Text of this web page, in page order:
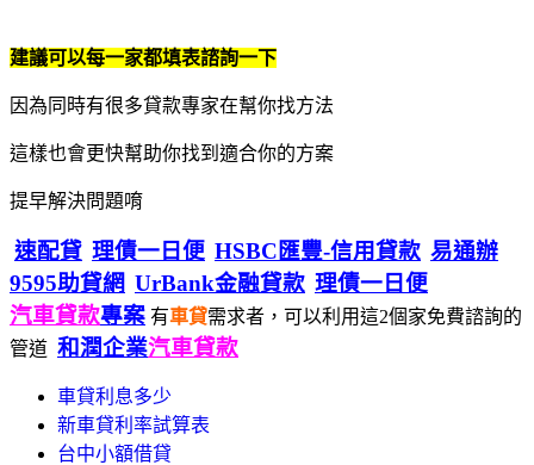
建議可以每一家都填表諮詢一下
因為同時有很多貸款專家在幫你找方法
這樣也會更快幫助你找到適合你的方案
提早解決問題唷
速配貸 理債一日便 HSBC匯豐-信用貸款 易通辦
9595助貸網 UrBank金融貸款 理債一日便
汽車貸款專案 有車貸需求者，可以利用這2個家免費諮詢的
管道 和潤企業汽車貸款
車貸利息多少
新車貸利率試算表
台中小額借貸